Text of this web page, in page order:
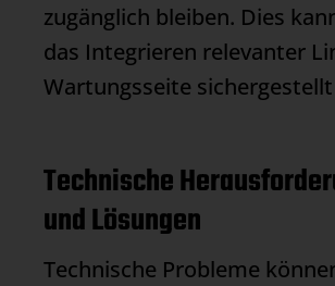
zugänglich bleiben. Dies
das Integrieren relevanter
Wartungsseite
Technische
und Lösungen
Technische Probleme